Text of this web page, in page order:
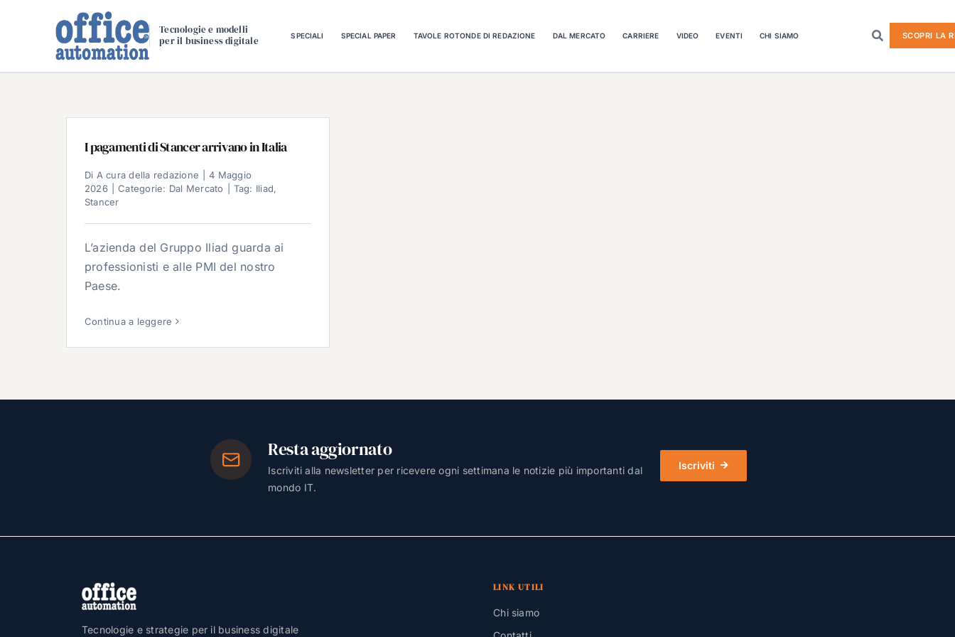
Tecnologie e modelli
per il business digitale
SPECIALI SPECIAL PAPER TAVOLE ROTONDE DI REDAZIONE DAL MERCATO CARRIERE VIDEO EVENTI CHI SIAMO SCOPRI LA
I pagamenti di Stancer arrivano in Italia
Di A cura della redazione
4 Maggio
2026
Categorie: Dal Mercato Tag: Iliad,
Stancer
L’azienda del Gruppo Iliad guarda ai
professionisti e alle PMI del nostro
Paese.
Continua a leggere
Resta aggiornato
Iscriviti alla newsletter per ricevere ogni settimana le notizie più importanti dal
mondo IT.
Iscriviti
Tecnologie e strategie per il business digitale
LINK UTILI
Chi siamo